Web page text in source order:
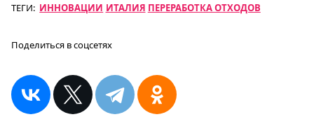
ТЕГИ: ИННОВАЦИИ ИТАЛИЯ ПЕРЕРАБОТКА ОТХОДОВ
Поделиться в соцсетях